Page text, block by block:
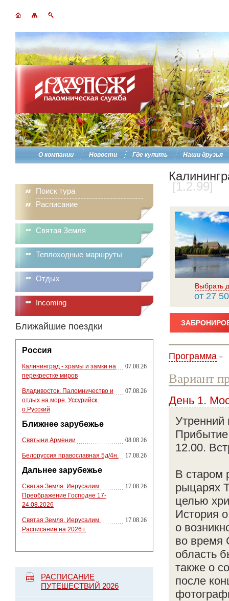
О компании Новости Где купить Наши друзья
Поиск тура
Расписание
Святая Земля
Теплоходные маршруты
Отдых
Incoming
Ближайшие поездки
Россия
Калининград - храмы и замки на
перекрестке миров
07.08.26
Владивосток. Паломничество и
отдых на море. Уссурийск.
о.Русский
07.08.26
Ближнее зарубежье
Святыни Армении 08.08.26
Белоруссия православная 5д/4н. 17.08.26
Дальнее зарубежье
Святая Земля. Иерусалим.
Преображение Господне 17-
24.08.2026
17.08.26
Святая Земля. Иерусалим.
Расписание на 2026 г.
17.08.26
РАСПИСАНИЕ
ПУТЕШЕСТВИЙ 2026
[1.2.99]
Выбрать
от 27
Программа
Вариант
День 1.
Утренний
Прибытие
12.00.
В старом
рыцарях
целью
История
о
во время
область
также о
после